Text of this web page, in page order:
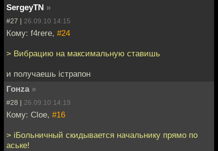
SergeyTN »
#27 | 26.09.10 14:15
Кому: f4rere, #24
> Вибрацию на максимальную ставишь
и получаешь iстрапон
Гонzа »
#28 | 26.09.10 14:19
Кому: Cloe, #16
> iБольничный скидывается начальнику прямо по
аське!